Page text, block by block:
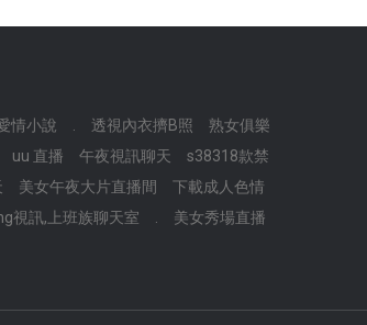
情小說 透視內衣擠B照
熟女俱樂
uu 直播 午夜視訊聊天
s38318款禁
美女午夜大片直播間
下載成人色情
視訊,上班族聊天室
美女秀場直播